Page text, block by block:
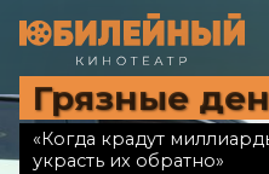
Грязные
«Когда крадут
украсть их обратно»